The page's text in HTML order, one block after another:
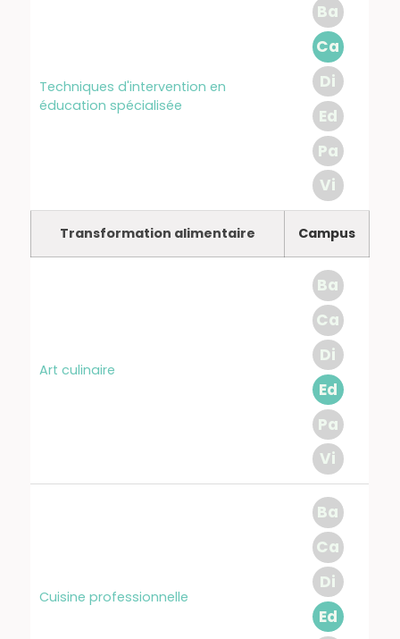
Techniques d'intervention en
éducation spécialisée
Ba
Ca
Di
Ed
Pa
Vi
Transformation alimentaire Campus
Art culinaire
Ba
Ca
Di
Ed
Pa
Vi
Cuisine professionnelle
Ba
Ca
Di
Ed